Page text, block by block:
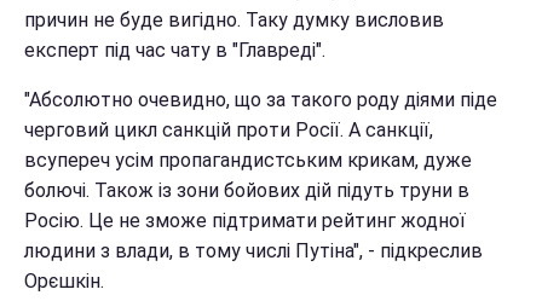
причин не буде вигідно. Таку думку висловив
експерт під час чату в "Главреді".
"Абсолютно очевидно, що за такого роду діями піде
черговий цикл санкцій проти Росії. А санкції,
всупереч усім пропагандистським крикам, дуже
болючі. Також із зони бойових дій підуть труни в
Росію. Це не зможе підтримати рейтинг жодної
людини з влади, в тому числі Путіна", - підкреслив
Орєшкін.